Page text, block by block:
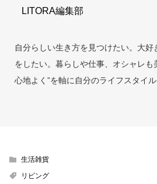
LITORA編集部
自分らしい生き方を見つけたい。大
をしたい。暮らしや仕事、オシャレも
心地よく”を軸に自分のライフスタイル
生活雑貨
リビング